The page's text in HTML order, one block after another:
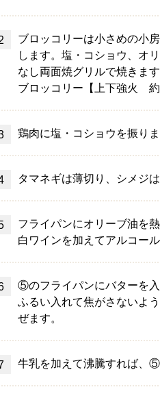
ブロッコリーは小さめの小
します。塩・コショウ、オ
なし両面焼グリルで焼きます
ブロッコリー【上下強火
鶏肉に塩・コショウを振りま
タマネギは薄切り、シメジ
フライパンにオリーブ油を
白ワインを加えてアルコー
⑤のフライパンにバターを
ふるい入れて焦がさないよ
ぜます。
牛乳を加えて沸騰すれば、⑤